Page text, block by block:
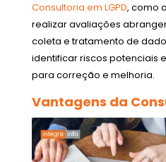
Consultoria em LGPD, como
realizar avaliações
coleta e tratamento de
identificar riscos potenciais
para correção e melhoria.
Vantagens da